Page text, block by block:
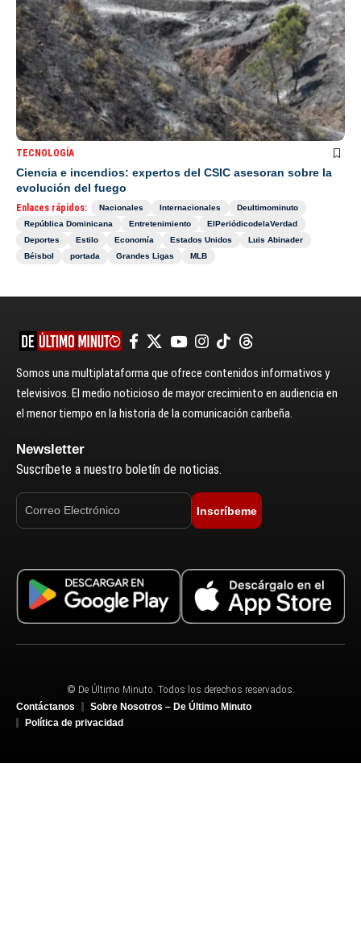
TECNOLOGÍA
Ciencia e incendios: expertos del CSIC asesoran sobre la
evolución del fuego
Enlaces rápidos: Nacionales Internacionales
Deultimominuto
República Dominicana
Entretenimiento
ElPeriódicodelaVerdad
Deportes
Estilo Economía Estados Unidos
Luis Abinader
Béisbol
portada Grandes Ligas MLB
Somos una multiplataforma que ofrece contenidos informativos y
televisivos. El medio noticioso de mayor crecimiento en audiencia en
el menor tiempo en la historia de la comunicación caribeña.
Newsletter
Suscríbete a nuestro boletín de noticias.
Inscríbeme
© De Último Minuto. Todos los derechos reservados.
Contáctanos
Sobre Nosotros – De Último Minuto
Política de privacidad